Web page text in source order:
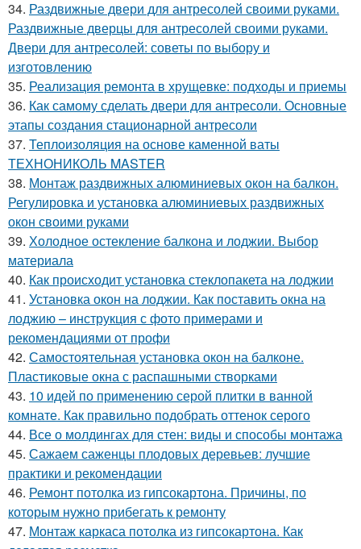
34. Раздвижные двери для антресолей своими руками.
Раздвижные дверцы для антресолей своими руками.
Двери для антресолей: советы по выбору и
изготовлению
35. Реализация ремонта в хрущевке: подходы и приемы
36. Как самому сделать двери для антресоли. Основные
этапы создания стационарной антресоли
37. Теплоизоляция на основе каменной ваты
ТЕХНОНИКОЛЬ MASTER
38. Монтаж раздвижных алюминиевых окон на балкон.
Регулировка и установка алюминиевых раздвижных
окон своими руками
39. Холодное остекление балкона и лоджии. Выбор
материала
40. Как происходит установка стеклопакета на лоджии
41. Установка окон на лоджии. Как поставить окна на
лоджию – инструкция с фото примерами и
рекомендациями от профи
42. Самостоятельная установка окон на балконе.
Пластиковые окна с распашными створками
43. 10 идей по применению серой плитки в ванной
комнате. Как правильно подобрать оттенок серого
44. Все о молдингах для стен: виды и способы монтажа
45. Сажаем саженцы плодовых деревьев: лучшие
практики и рекомендации
46. Ремонт потолка из гипсокартона. Причины, по
которым нужно прибегать к ремонту
47. Монтаж каркаса потолка из гипсокартона. Как